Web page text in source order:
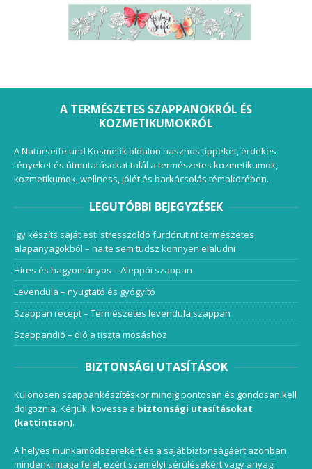
A TERMÉSZETES SZAPPANOKRÓL ÉS
KOZMETIKUMOKRÓL
A Naturseife und Kosmetik oldalon hasznos tippeket, érdekes
tényeket és útmutatásokat talál a természetes kozmetikumok,
kozmetikumok, wellness, jólét és barkácsolás témakörében.
LEGUTÓBBI BEJEGYZÉSEK
Így készíts saját esti stresszoldó fürdőrutint természetes
alapanyagokból – ha te sem tudsz könnyen elaludni
Híres és hagyományos – Aleppói szappan
Levendula – nyugtató és gyógyító
Szappan recept – Természetes levendula szappan
Szappandió – dió a tiszta mosáshoz
BIZTONSÁGI UTASÍTÁSOK
Különösen szappankészítéskor mindig pontosan és gondosan kell
dolgoznia. Kérjük, kövesse a biztonsági utasításokat
(kattintson).
A helyes munkamódszerekért és a saját biztonságáért azonban
mindenki maga felel, ezért személyi sérülésekért vagy anyagi